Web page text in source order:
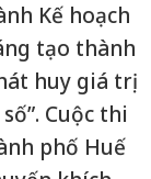
Kế hoạch
tạo thành
huy giá trị
Cuộc thi
phố Huế